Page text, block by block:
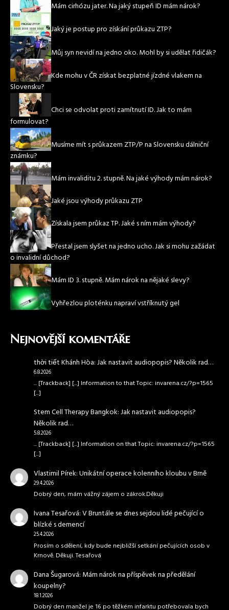
Mám cirhózu jater. Na jaký stupeň ID mám nárok?
Jaký je postup pro získání průkazu ZTP?
Můj syn nevidí na jedno oko. Mohl by si udělat řidičák?
Kde mohu v ČR získat bezplatné jízdné vlakem na
Slovensku?
Chci se odvolat proti zamítnutí ID. Jak to mám
formulovat?
Musíme mít s průkazem ZTP/P na Slovensku dálniční
známku?
Mám invaliditu 2. stupně. Na jaké výhody mám nárok?
Jaké jsou výhody průkazu ZTP
Získala jsem průkaz TP. Jaké s ním mám výhody?
Přestal jsem slyšet na jedno ucho. Jak si mohu zažádat
o invalidní důchod?
Mám ID 3. stupně. Mám nárok na nějaké slevy?
Vyhřezlou ploténku napraví vstříknutý gel
Nejnovější komentáře
thời tiết Khánh Hòa:Jak nastavit audiopopis? Několik rad…
6.8.2026
... [Trackback] [...] Information to that Topic: invarena.cz/?p=1565
[...]
Stem Cell Therapy Bangkok:Jak nastavit audiopopis?
Několik rad…
5.8.2026
... [Trackback] [...] Information on that Topic: invarena.cz/?p=1565
[...]
Vlastimil Pírek:Unikátní operace kolenního kloubu v Brně
29.4.2026
Dobrý den, mám vážný zájem o zákrok.Děkuji
Ivana Tesařová:V Bruntále se dnes sejdou lidé pečující o
blízké s demencí
25.4.2026
Prosím o sdělení, kdy bude nejbližší setkání pečujících osob v
Krnově. Děkuji. Tesařová
Dana Šugarová: Mám nárok na příspěvek na předělání
koupelny?
18.1.2026
Dobrý den manžel je 16 po těžkém infarktu potřebovala bych